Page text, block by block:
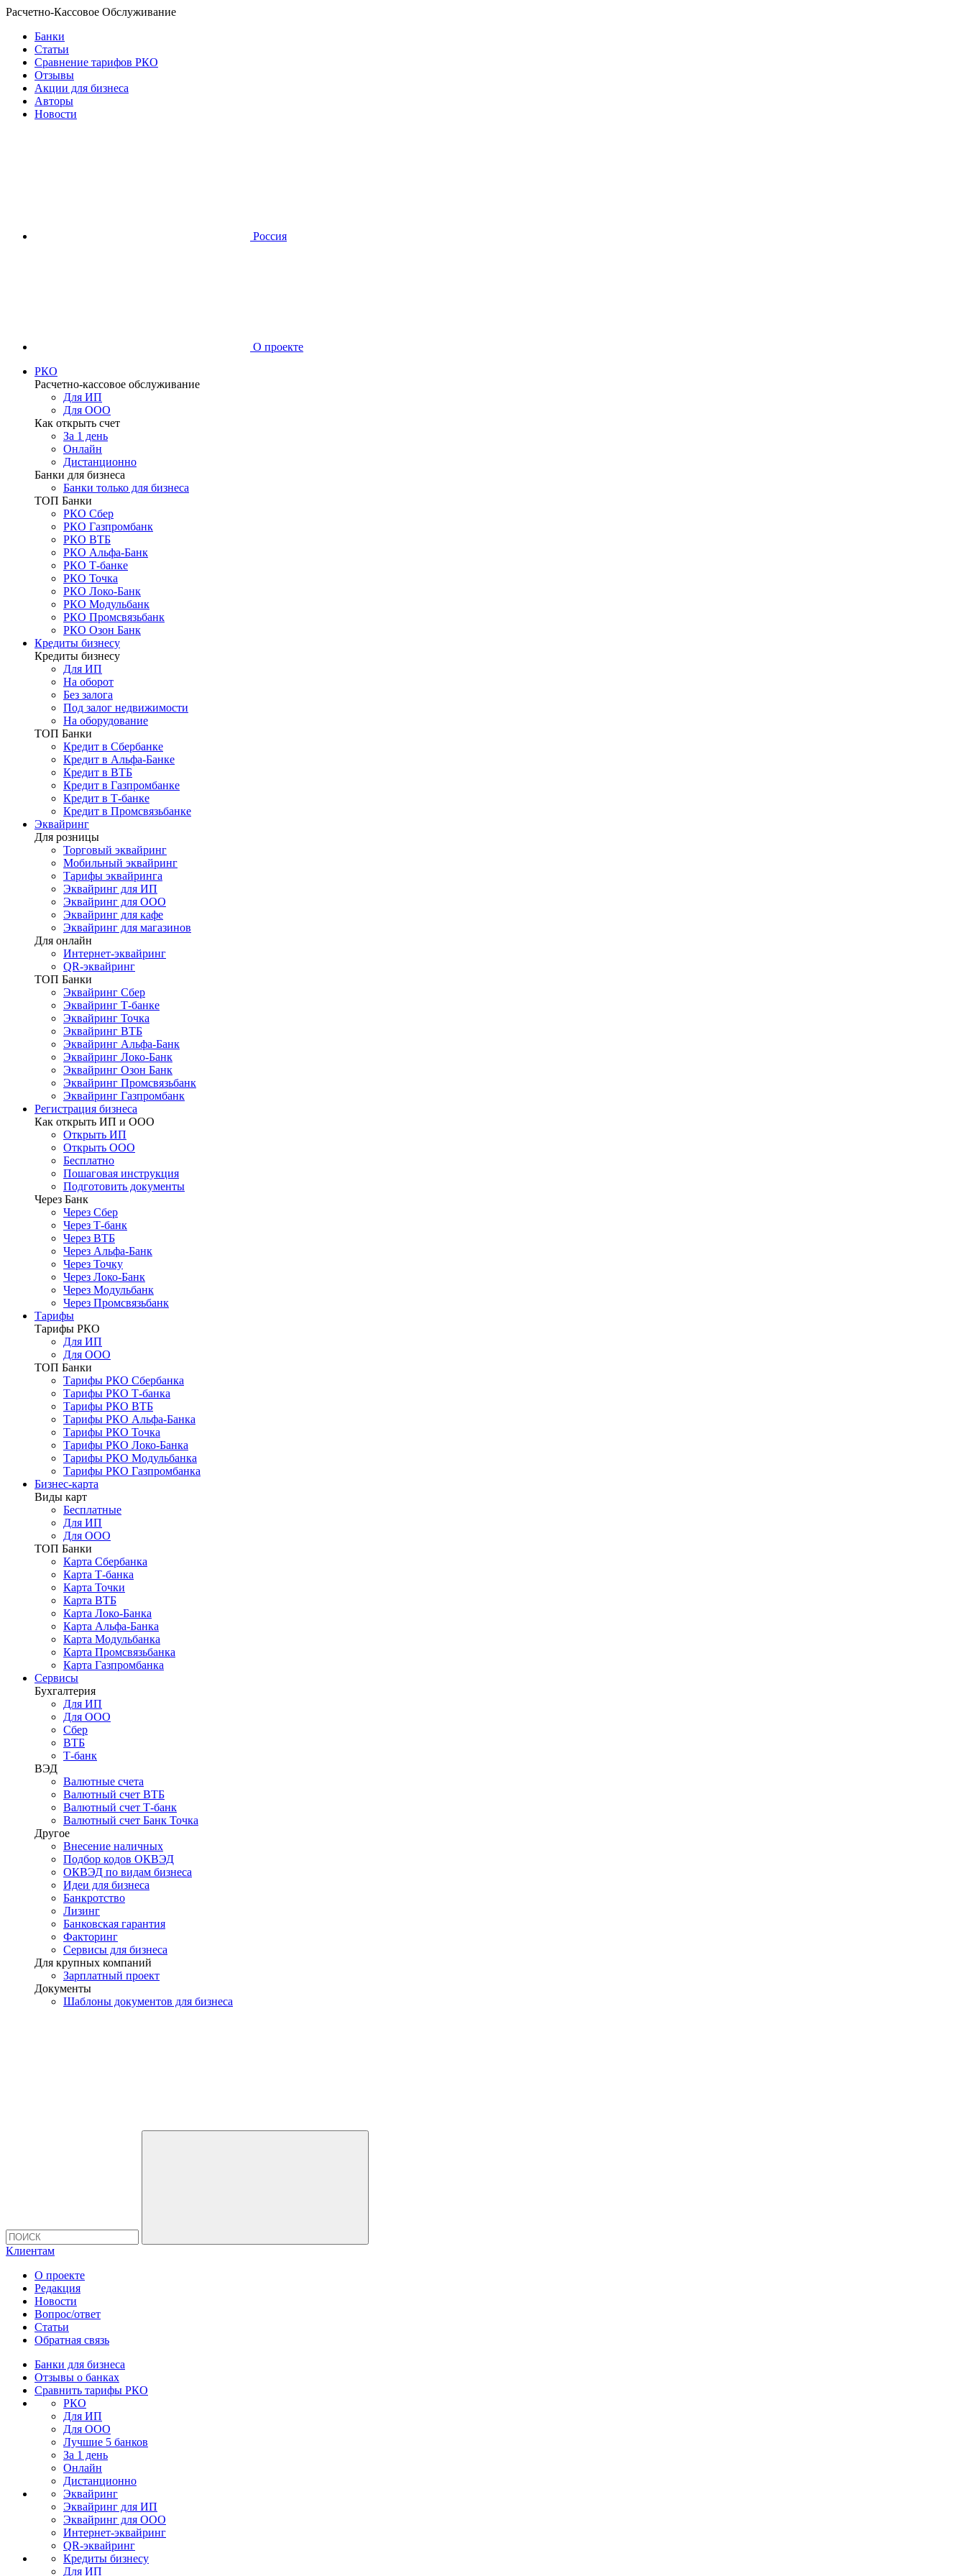
Расчетно-Кассовое Обслуживание
Банки
Статьи
Сравнение тарифов РКО
Отзывы
Акции для бизнеса
Авторы
Новости
Россия
О проекте
РКО
Расчетно-кассовое обслуживание
Для ИП
Для ООО
Как открыть счет
За 1 день
Онлайн
Дистанционно
Банки для бизнеса
Банки только для бизнеса
ТОП Банки
РКО Сбер
РКО Газпромбанк
РКО ВТБ
РКО Альфа-Банк
РКО Т-банке
РКО Точка
РКО Локо-Банк
РКО Модульбанк
РКО Промсвязьбанк
РКО Озон Банк
Кредиты бизнесу
Кредиты бизнесу
Для ИП
На оборот
Без залога
Под залог недвижимости
На оборудование
ТОП Банки
Кредит в Сбербанке
Кредит в Альфа-Банке
Кредит в ВТБ
Кредит в Газпромбанке
Кредит в Т-банке
Кредит в Промсвязьбанке
Эквайринг
Для розницы
Торговый эквайринг
Мобильный эквайринг
Тарифы эквайринга
Эквайринг для ИП
Эквайринг для ООО
Эквайринг для кафе
Эквайринг для магазинов
Для онлайн
Интернет-эквайринг
QR-эквайринг
ТОП Банки
Эквайринг Сбер
Эквайринг Т-банке
Эквайринг Точка
Эквайринг ВТБ
Эквайринг Альфа-Банк
Эквайринг Локо-Банк
Эквайринг Озон Банк
Эквайринг Промсвязьбанк
Эквайринг Газпромбанк
Регистрация бизнеса
Как открыть ИП и ООО
Открыть ИП
Открыть ООО
Бесплатно
Пошаговая инструкция
Подготовить документы
Через Банк
Через Сбер
Через Т-банк
Через ВТБ
Через Альфа-Банк
Через Точку
Через Локо-Банк
Через Модульбанк
Через Промсвязьбанк
Тарифы
Тарифы РКО
Для ИП
Для ООО
ТОП Банки
Тарифы РКО Сбербанка
Тарифы РКО Т-банка
Тарифы РКО ВТБ
Тарифы РКО Альфа-Банка
Тарифы РКО Точка
Тарифы РКО Локо-Банка
Тарифы РКО Модульбанка
Тарифы РКО Газпромбанка
Бизнес-карта
Виды карт
Бесплатные
Для ИП
Для ООО
ТОП Банки
Карта Сбербанка
Карта Т-банка
Карта Точки
Карта ВТБ
Карта Локо-Банка
Карта Альфа-Банка
Карта Модульбанка
Карта Промсвязьбанка
Карта Газпромбанка
Сервисы
Бухгалтерия
Для ИП
Для ООО
Сбер
ВТБ
Т-банк
ВЭД
Валютные счета
Валютный счет ВТБ
Валютный счет Т-банк
Валютный счет Банк Точка
Другое
Внесение наличных
Подбор кодов ОКВЭД
ОКВЭД по видам бизнеса
Идеи для бизнеса
Банкротство
Лизинг
Банковская гарантия
Факторинг
Сервисы для бизнеса
Для крупных компаний
Зарплатный проект
Документы
Шаблоны документов для бизнеса
Клиентам
О проекте
Редакция
Новости
Вопрос/ответ
Статьи
Обратная связь
Банки для бизнеса
Отзывы о банках
Сравнить тарифы РКО
РКО
Для ИП
Для ООО
Лучшие 5 банков
За 1 день
Онлайн
Дистанционно
Эквайринг
Эквайринг для ИП
Эквайринг для ООО
Интернет-эквайринг
QR-эквайринг
Кредиты бизнесу
Для ИП